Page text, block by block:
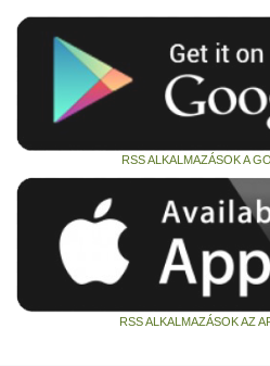
RSS ALKALMAZÁSOK A
RSS ALKALMAZÁSOK AZ